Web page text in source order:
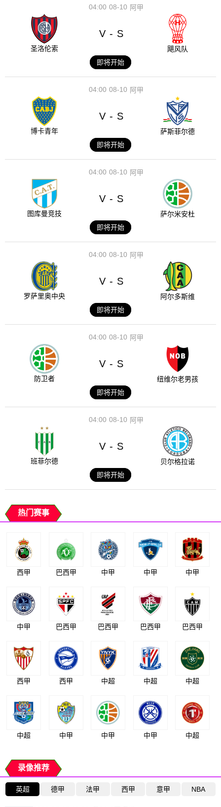
08-10
04:00 阿甲
圣洛伦索
V - S
飓风队
即将开始
08-10
04:00 阿甲
博卡青年
V - S
萨斯菲尔德
即将开始
08-10
04:00 阿甲
图库曼竞技
V - S
萨尔米安杜
即将开始
08-10
04:00 阿甲
罗萨里奥中央
V - S
阿尔多斯维
即将开始
08-10
04:00 阿甲
防卫者
V - S
纽维尔老男孩
即将开始
08-10
04:00 阿甲
班菲尔德
V - S
贝尔格拉诺
即将开始
热门赛事
西甲 巴西甲 中甲 中甲 中甲
中甲 巴西甲 巴西甲 巴西甲 巴西甲
西甲 西甲 中超 中超 中超
中超 中甲 中甲 中甲 中超
录像推荐
英超 德甲 法甲 西甲 意甲 NBA